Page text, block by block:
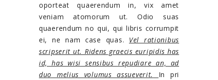
oporteat quaerendum in, vix amet
veniam atomorum ut. Odio suas
quaerendum no qui, qui libris corrumpit
ei, ne nam case quas. Vel rationibus
scripserit ut. Ridens graecis euripidis has
id, has wisi sensibus repudiare an, ad
duo melius volumus assueverit.
In pri